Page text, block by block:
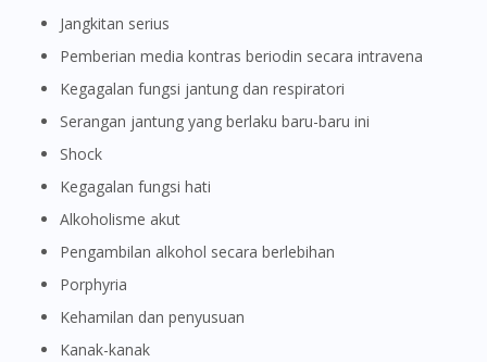
Jangkitan serius
Pemberian media kontras beriodin secara intravena
Kegagalan fungsi jantung dan respiratori
Serangan jantung yang berlaku baru-baru ini
shock
Kegagalan fungsi hati
Alkoholisme akut
Pengambilan alkohol secara berlebihan
Porphyria
Kehamilan dan penyusuan
Kanak-kanak